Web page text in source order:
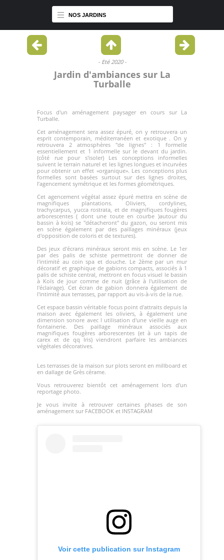
NOS JARDINS
- Eté 2020 -
Jardin d'ambiances sur La
Turballe
Focus d'un aménagement paysageren cours sur La
Turballe.
Cet aménagement sera assez épuré, on y retrouvera un
esprit contemporain, méditerranéen et exotique . On y
retrouvera 2 atmosphères "de lignes" : 1 formelle
essentiellement et 1 informelle sur le devant du jardin.
(côté rue pour s'isoler) Les conceptions informelles
suivent le terrain naturel et les lignes longues et incurvées
pour obtenir un effet «organique». Les conceptions plus
formelles sont basées surtout sur des lignes droites,
l’agencement symétrique et les formes géométriques.
Cet agencement végétal assez épuré mettra en scène de
magnifiques plantations. Oliviers, cordylines,
trachycarpus, yucca rostrata, et de magnifiques fougères
arborescentes ( dont une toute en courbe )autour du
bassin à koïs) se "détacheront" du gazon, ou seront mis
en scène également par des paillages minéraux (jeux
d'opposition de coloris et de textures).
Des jeux d'écrans minéraux seront mis en scène. Le 1er
par des palis de schiste permettront de donner de
l'intimité au coin spa et douche. Le 2ème par un mur
décoratif et graphique de gabions compacts, associés à 1
palis de schiste central, mettront en focus visuel le bassin
à Koïs de jour comme de nuit (grâce à l'utilisation de
l'éclairage). Cet écran de gabion donnera également de
l'intimité aux terrasses, par rapport au vis-à-vis de la rue.
Cet espace bassin véritable focus point d'attraits depuis la
maison avec également les oliviers, à également une
dimension sonore avec l utilisation d'une vieille auge en
fontainerie. Des paillage minéraux associés aux
magnifiques fougères arborescentes (et à un tapis de
carex et de qq Iris) viendront parfaire les ambiances
végétales décoratives.
Les terrasses de la maison sur plots seront en millboard et
en dallage de Grès cérame.
Vous retrouverez bientôt cet aménagement lors d'un
reportage photo.
Je vous invite à retrouver certaines phases de son
aménagement sur FACEBOOK et INSTAGRAM
Voir cette publication sur Instagram